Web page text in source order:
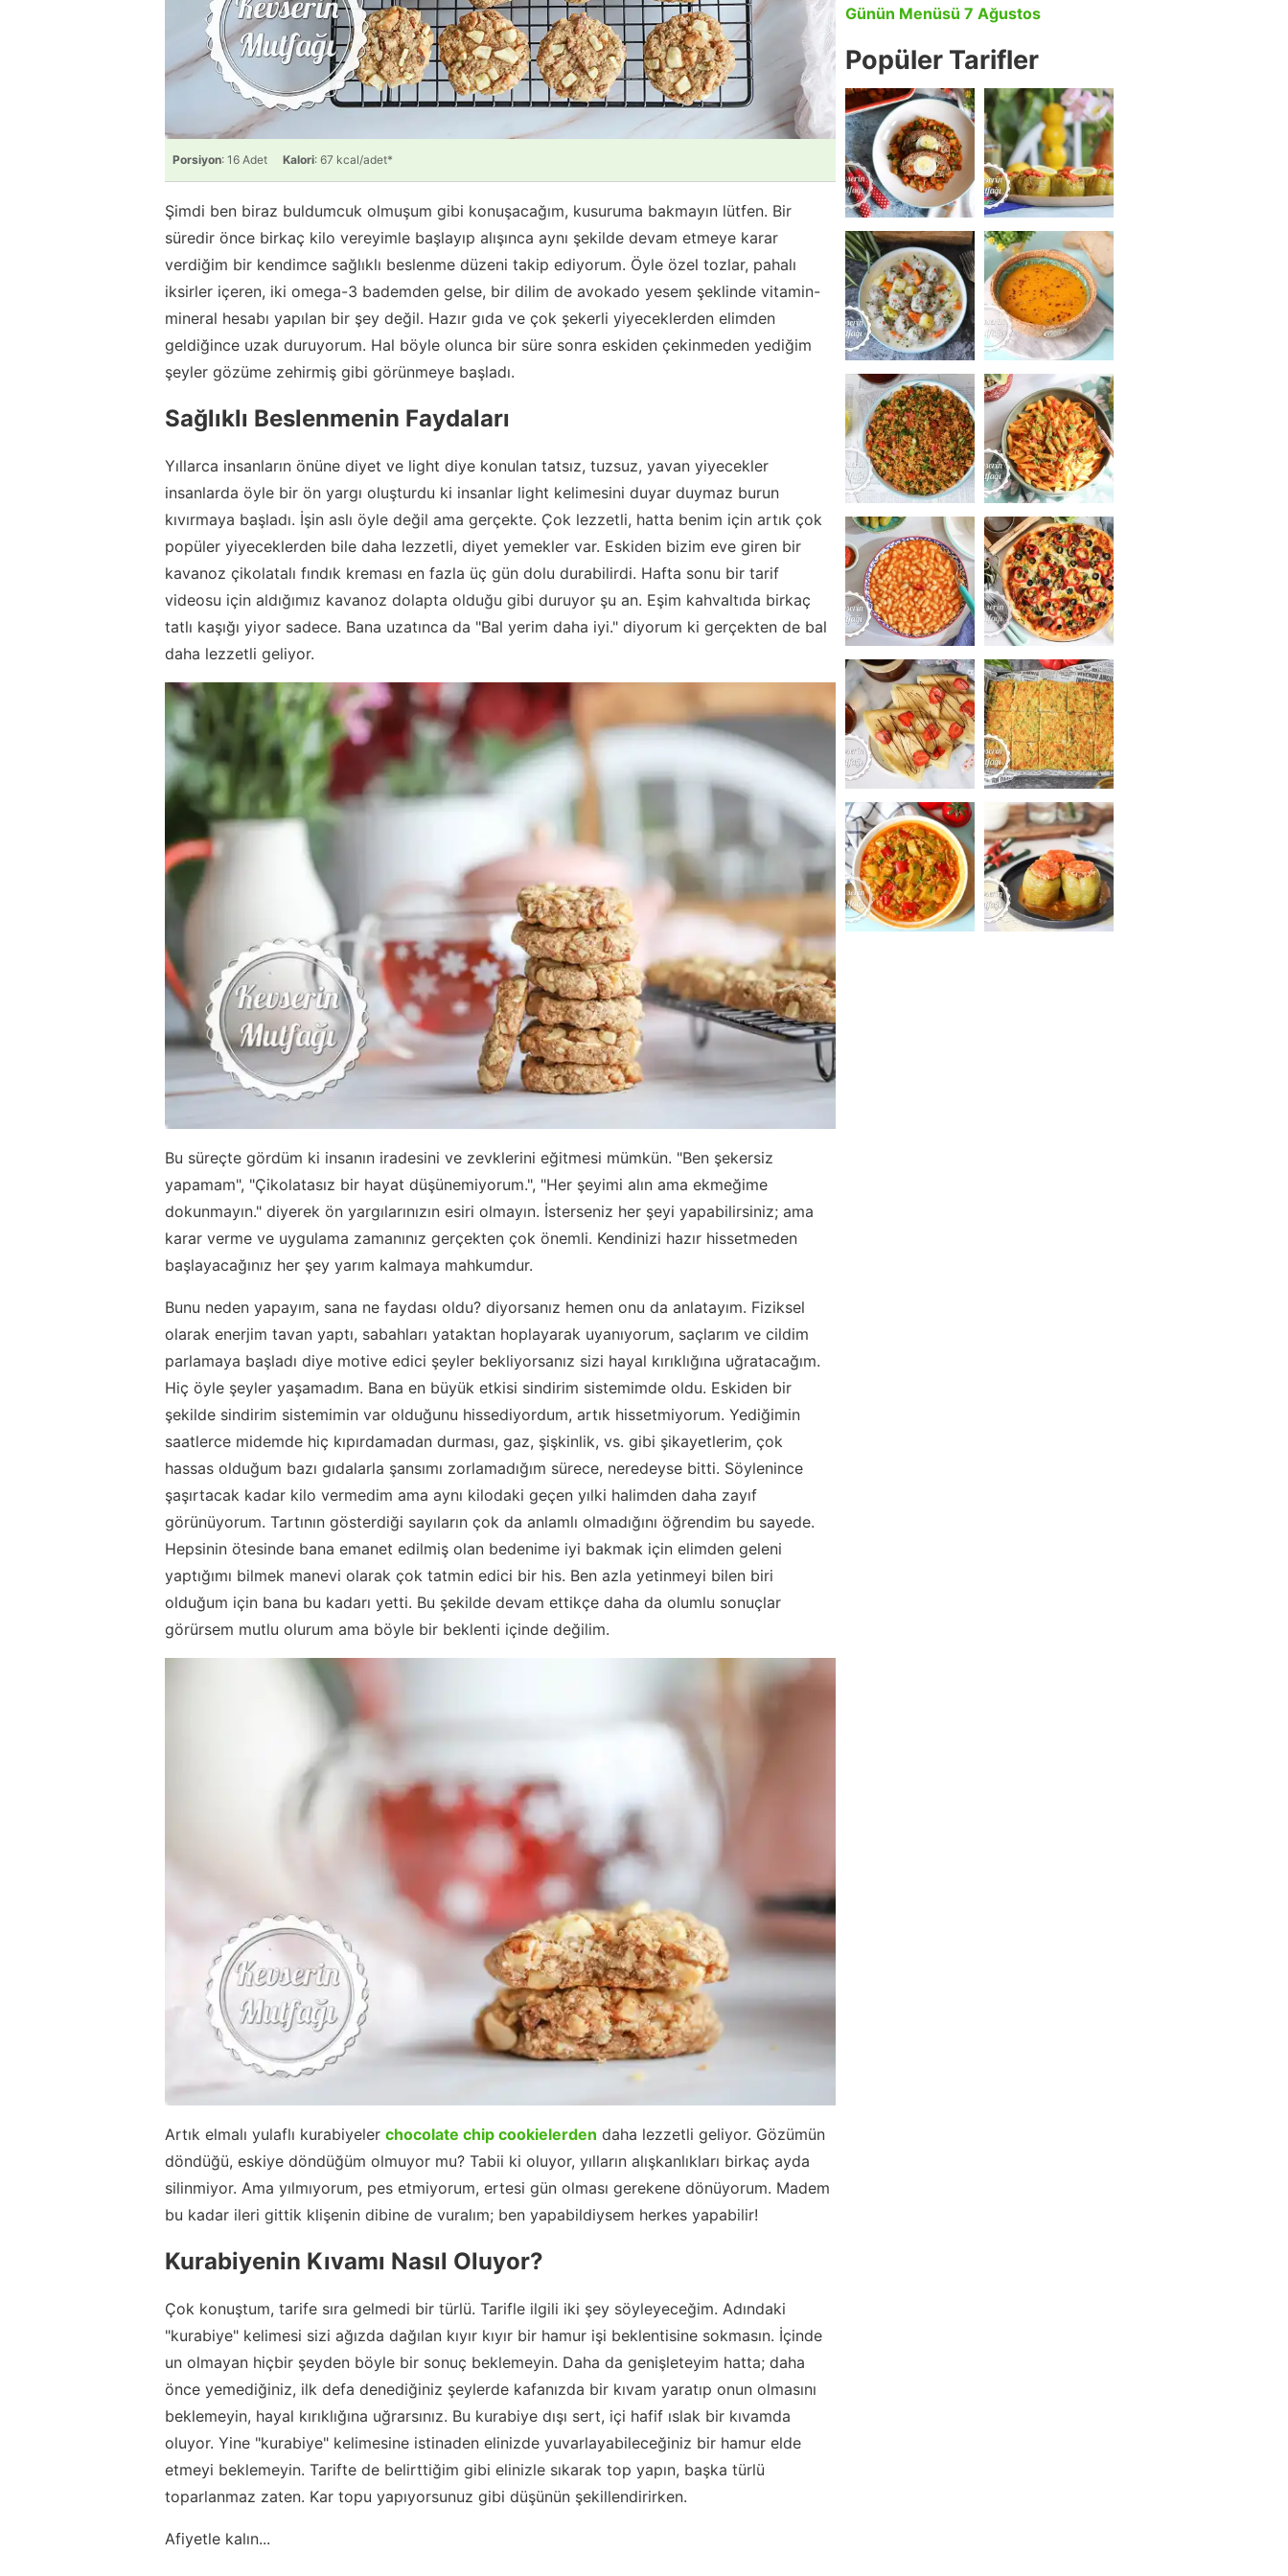
Porsiyon: 16 Adet Kalori: 67 kcal/adet*
Şimdi ben biraz buldumcuk olmuşum gibi konuşacağım, kusuruma bakmayın lütfen. Bir
süredir önce birkaç kilo vereyimle başlayıp alışınca aynı şekilde devam etmeye karar
verdiğim bir kendimce sağlıklı beslenme düzeni takip ediyorum. Öyle özel tozlar, pahalı
iksirler içeren, iki omega-3 bademden gelse, bir dilim de avokado yesem şeklinde vitamin-
mineral hesabı yapılan bir şey değil. Hazır gıda ve çok şekerli yiyeceklerden elimden
geldiğince uzak duruyorum. Hal böyle olunca bir süre sonra eskiden çekinmeden yediğim
şeyler gözüme zehirmiş gibi görünmeye başladı.
Sağlıklı Beslenmenin Faydaları
Yıllarca insanların önüne diyet ve light diye konulan tatsız, tuzsuz, yavan yiyecekler
insanlarda öyle bir ön yargı oluşturdu ki insanlar light kelimesini duyar duymaz burun
kıvırmaya başladı. İşin aslı öyle değil ama gerçekte. Çok lezzetli, hatta benim için artık çok
popüler yiyeceklerden bile daha lezzetli, diyet yemekler var. Eskiden bizim eve giren bir
kavanoz çikolatalı fındık kreması en fazla üç gün dolu durabilirdi. Hafta sonu bir tarif
videosu için aldığımız kavanoz dolapta olduğu gibi duruyor şu an. Eşim kahvaltıda birkaç
tatlı kaşığı yiyor sadece. Bana uzatınca da "Bal yerim daha iyi." diyorum ki gerçekten de bal
daha lezzetli geliyor.
Bu süreçte gördüm ki insanın iradesini ve zevklerini eğitmesi mümkün. "Ben şekersiz
yapamam", "Çikolatasız bir hayat düşünemiyorum.", "Her şeyimi alın ama ekmeğime
dokunmayın." diyerek ön yargılarınızın esiri olmayın. İsterseniz her şeyi yapabilirsiniz; ama
karar verme ve uygulama zamanınız gerçekten çok önemli. Kendinizi hazır hissetmeden
başlayacağınız her şey yarım kalmaya mahkumdur.
Bunu neden yapayım, sana ne faydası oldu? diyorsanız hemen onu da anlatayım. Fiziksel
olarak enerjim tavan yaptı, sabahları yataktan hoplayarak uyanıyorum, saçlarım ve cildim
parlamaya başladı diye motive edici şeyler bekliyorsanız sizi hayal kırıklığına uğratacağım.
Hiç öyle şeyler yaşamadım. Bana en büyük etkisi sindirim sistemimde oldu. Eskiden bir
şekilde sindirim sistemimin var olduğunu hissediyordum, artık hissetmiyorum. Yediğimin
saatlerce midemde hiç kıpırdamadan durması, gaz, şişkinlik, vs. gibi şikayetlerim, çok
hassas olduğum bazı gıdalarla şansımı zorlamadığım sürece, neredeyse bitti. Söylenince
şaşırtacak kadar kilo vermedim ama aynı kilodaki geçen yılki halimden daha zayıf
görünüyorum. Tartının gösterdiği sayıların çok da anlamlı olmadığını öğrendim bu sayede.
Hepsinin ötesinde bana emanet edilmiş olan bedenime iyi bakmak için elimden geleni
yaptığımı bilmek manevi olarak çok tatmin edici bir his. Ben azla yetinmeyi bilen biri
olduğum için bana bu kadarı yetti. Bu şekilde devam ettikçe daha da olumlu sonuçlar
görürsem mutlu olurum ama böyle bir beklenti içinde değilim.
Artık elmalı yulaflı kurabiyeler chocolate chip cookielerden daha lezzetli geliyor. Gözümün
döndüğü, eskiye döndüğüm olmuyor mu? Tabii ki oluyor, yılların alışkanlıkları birkaç ayda
silinmiyor. Ama yılmıyorum, pes etmiyorum, ertesi gün olması gerekene dönüyorum. Madem
bu kadar ileri gittik klişenin dibine de vuralım; ben yapabildiysem herkes yapabilir!
Kurabiyenin Kıvamı Nasıl Oluyor?
Çok konuştum, tarife sıra gelmedi bir türlü. Tarifle ilgili iki şey söyleyeceğim. Adındaki
"kurabiye" kelimesi sizi ağızda dağılan kıyır kıyır bir hamur işi beklentisine sokmasın. İçinde
un olmayan hiçbir şeyden böyle bir sonuç beklemeyin. Daha da genişleteyim hatta; daha
önce yemediğiniz, ilk defa denediğiniz şeylerde kafanızda bir kıvam yaratıp onun olmasını
beklemeyin, hayal kırıklığına uğrarsınız. Bu kurabiye dışı sert, içi hafif ıslak bir kıvamda
oluyor. Yine "kurabiye" kelimesine istinaden elinizde yuvarlayabileceğiniz bir hamur elde
etmeyi beklemeyin. Tarifte de belirttiğim gibi elinizle sıkarak top yapın, başka türlü
toparlanmaz zaten. Kar topu yapıyorsunuz gibi düşünün şekillendirirken.
Afiyetle kalın...
Günün Menüsü 7 Ağustos
Popüler Tarifler